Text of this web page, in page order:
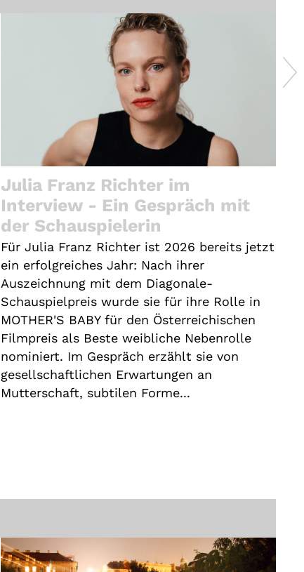
Julia Franz Richter im
Interview - Ein Gespräch mit
der Schauspielerin
Für Julia Franz Richter ist 2026 bereits jetzt
ein erfolgreiches Jahr: Nach ihrer
Auszeichnung mit dem Diagonale-
Schauspielpreis wurde sie für ihre Rolle in
MOTHER'S BABY für den Österreichischen
Filmpreis als Beste weibliche Nebenrolle
nominiert. Im Gespräch erzählt sie von
gesellschaftlichen Erwartungen an
Mutterschaft, subtilen Forme...